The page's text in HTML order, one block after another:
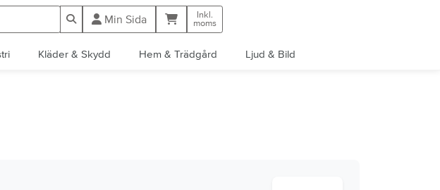
Min Sida Kundvagn
Inkl.
moms
Kläder & Skydd Hem & Trädgård Ljud & Bild